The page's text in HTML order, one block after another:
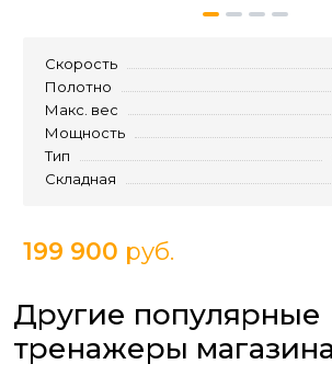
Скорость
Полотно
Макс. вес
Мощность
Тип
Складная
199 900 руб.
Другие популярные
тренажеры магазина